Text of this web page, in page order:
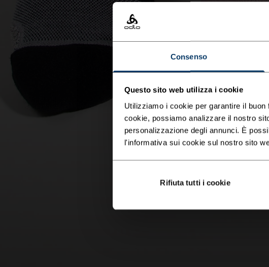
Consenso
Questo sito web utilizza i cookie
Utilizziamo i cookie per garantire il
cookie, possiamo analizzare il nostro
personalizzazione degli annunci. È
l'informativa sui cookie sul nostro sito
Rifiuta tutti i cookie